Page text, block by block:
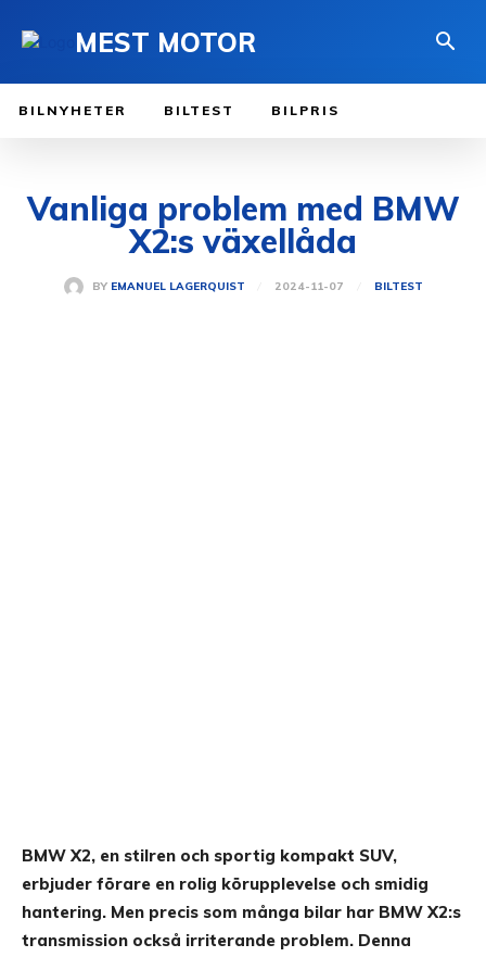
MEST MOTOR
BILNYHETER BILTEST BILPRIS
Vanliga problem med BMW
X2:s växellåda
BY EMANUEL LAGERQUIST 2024-11-07 BILTEST
BMW X2, en stilren och sportig kompakt SUV,
erbjuder förare en rolig körupplevelse och smidig
hantering. Men precis som många bilar har BMW X2:s
transmission också irriterande problem. Denna